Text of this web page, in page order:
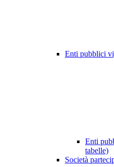
Enti pubblici
Enti
tabelle)
Società